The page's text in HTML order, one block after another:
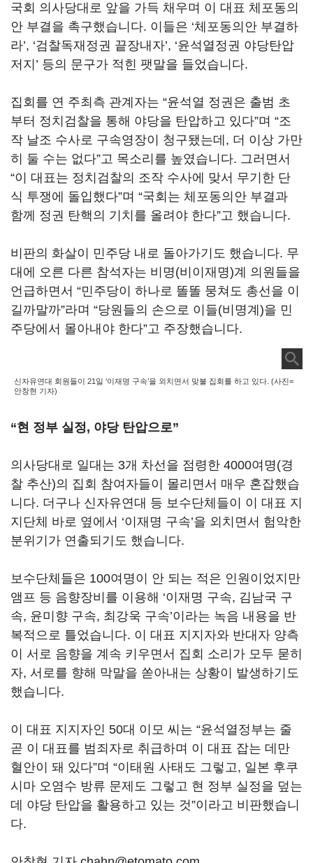
국회 의사당대로 앞을 가득 채우며 이 대표 체포동의
안 부결을 촉구했습니다. 이들은 ‘체포동의안 부결하
라’, ‘검찰독재정권 끝장내자’, ‘윤석열정권 야당탄압
저지’ 등의 문구가 적힌 팻말을 들었습니다.
집회를 연 주최측 관계자는 “윤석열 정권은 출범 초
부터 정치검찰을 통해 야당을 탄압하고 있다”며 “조
작 날조 수사로 구속영장이 청구됐는데, 더 이상 가만
히 둘 수는 없다”고 목소리를 높였습니다. 그러면서
“이 대표는 정치검찰의 조작 수사에 맞서 무기한 단
식 투쟁에 돌입했다”며 “국회는 체포동의안 부결과
함께 정권 탄핵의 기치를 올려야 한다”고 했습니다.
비판의 화살이 민주당 내로 돌아가기도 했습니다. 무
대에 오른 다른 참석자는 비명(비이재명)계 의원들을
언급하면서 “민주당이 하나로 똘똘 뭉쳐도 총선을 이
길까말까”라며 “당원들의 손으로 이들(비명계)을 민
주당에서 몰아내야 한다”고 주장했습니다.
신자유연대 회원들이 21일 ‘이재명 구속’을 외치면서 맞불 집회를 하고 있다. (사진=
안창현 기자)
“현 정부 실정, 야당 탄압으로”
의사당대로 일대는 3개 차선을 점령한 4000여명(경
찰 추산)의 집회 참여자들이 몰리면서 매우 혼잡했습
니다. 더구나 신자유연대 등 보수단체들이 이 대표 지
지단체 바로 옆에서 ‘이재명 구속’을 외치면서 험악한
분위기가 연출되기도 했습니다.
보수단체들은 100여명이 안 되는 적은 인원이었지만
앰프 등 음향장비를 이용해 ‘이재명 구속, 김남국 구
속, 윤미향 구속, 최강욱 구속’이라는 녹음 내용을 반
복적으로 틀었습니다. 이 대표 지지자와 반대자 양측
이 서로 음향을 계속 키우면서 집회 소리가 모두 묻히
자, 서로를 향해 막말을 쏟아내는 상황이 발생하기도
했습니다.
이 대표 지지자인 50대 이모 씨는 “윤석열정부는 줄
곧 이 대표를 범죄자로 취급하며 이 대표 잡는 데만
혈안이 돼 있다”며 “이태원 사태도 그렇고, 일본 후쿠
시마 오염수 방류 문제도 그렇고 현 정부 실정을 덮는
데 야당 탄압을 활용하고 있는 것”이라고 비판했습니
다.